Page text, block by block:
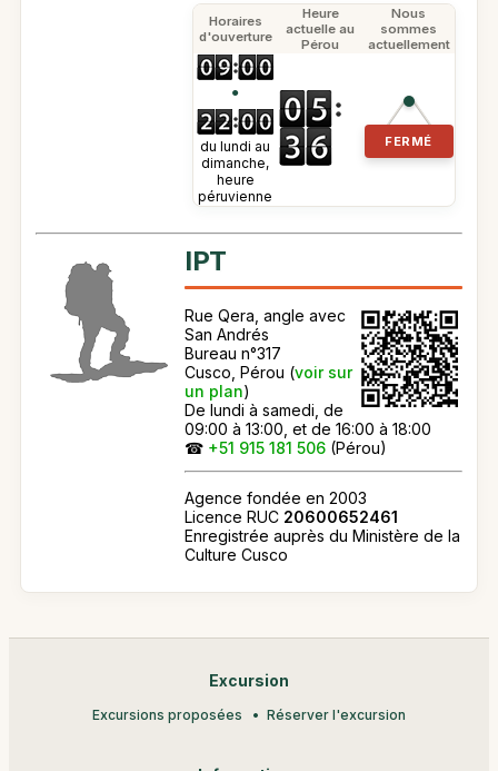
Horaires
d'ouverture
Heure
actuelle au
Pérou
Nous
sommes
actuellement
●
du lundi au
dimanche,
heure
péruvienne
FERMÉ
IPT
Rue Qera, angle avec
San Andrés
Bureau n°317
Cusco, Pérou (voir sur
un plan)
De lundi à samedi, de
09:00 à 13:00, et de 16:00 à 18:00
☎ +51 915 181 506 (Pérou)
Agence fondée en 2003
Licence RUC 20600652461
Enregistrée auprès du Ministère de la
Culture Cusco
Excursion
Excursions proposées Réserver l'excursion